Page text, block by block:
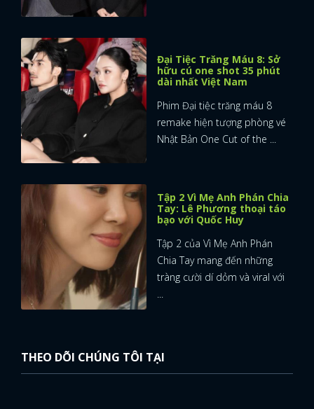
Đại Tiệc Trăng Máu 8: Sở
hữu cú one shot 35 phút
dài nhất Việt Nam
Phim Đại tiệc trăng máu 8
remake hiện tượng phòng vé
Nhật Bản One Cut of the ...
Tập 2 Vì Mẹ Anh Phán Chia
Tay: Lê Phương thoại táo
bạo với Quốc Huy
Tập 2 của Vì Mẹ Anh Phán
Chia Tay mang đến những
tràng cười dí dỏm và viral với
...
THEO DÕI CHÚNG TÔI TẠI